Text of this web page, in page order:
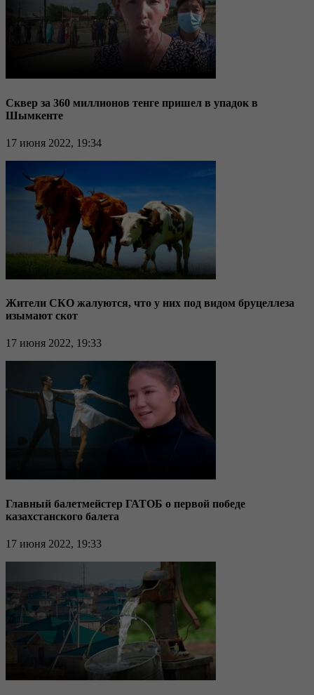
Сквер за 360 миллионов тенге пришел в упадок в
Шымкенте
17 июня 2022, 19:34
Жители СКО жалуются, что у них под видом бруцеллеза
изымают скот
17 июня 2022, 19:33
Главный балетмейстер ГАТОБ о первой победе
казахстанского балета
17 июня 2022, 19:33